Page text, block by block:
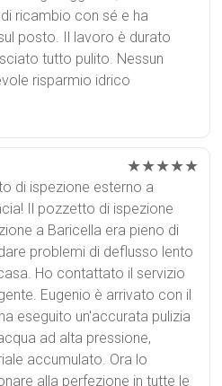
ricambio con sé e ha
posto. Il lavoro è durato
tutto pulito. Nessun
risparmio idrico
★★★★★
di ispezione esterno a
Il pozzetto di ispezione
a Baricella era pieno di
problemi di deflusso lento
Ho contattato il servizio
Eugenio è arrivato con il
eseguito un'accurata pulizia
ad alta pressione,
accumulato. Ora lo
alla perfezione in tutte le